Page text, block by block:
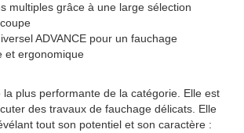
multiples grâce à une large sélection
ADVANCE pour un fauchage
et ergonomique
la plus performante de la catégorie. Elle est
des travaux de fauchage délicats. Elle
tout son potentiel et son caractère :